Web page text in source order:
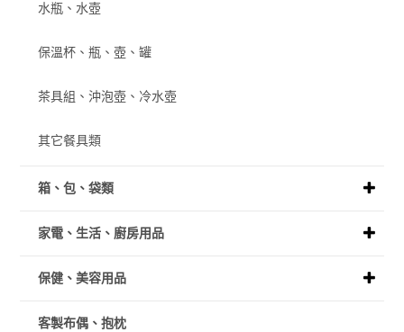
水瓶、水壺
保溫杯、瓶、壺、罐
茶具組、沖泡壺、冷水壺
其它餐具類
箱、包、袋類
家電、生活、廚房用品
保健、美容用品
客製布偶、抱枕